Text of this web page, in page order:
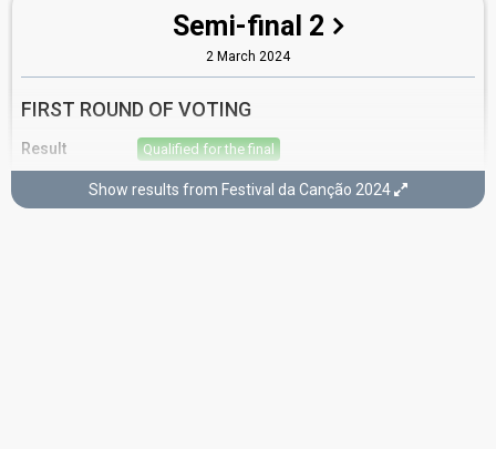
Semi-final 2
2 March 2024
FIRST ROUND OF VOTING
Result Qualified for the final
5th(out of 10)
Show results from Festival da Canção 2024